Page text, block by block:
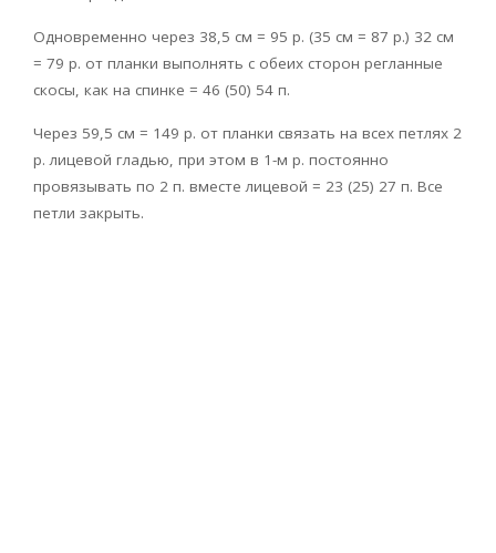
Одновременно через 38,5 см = 95 р. (35 см = 87 р.) 32 см
= 79 р. от планки выполнять с обеих сторон регланные
скосы, как на спинке = 46 (50) 54 п.
Через 59,5 см = 149 р. от планки связать на всех петлях 2
р. лицевой гладью, при этом в 1-м р. постоянно
провязывать по 2 п. вместе лицевой = 23 (25) 27 п. Все
петли закрыть.